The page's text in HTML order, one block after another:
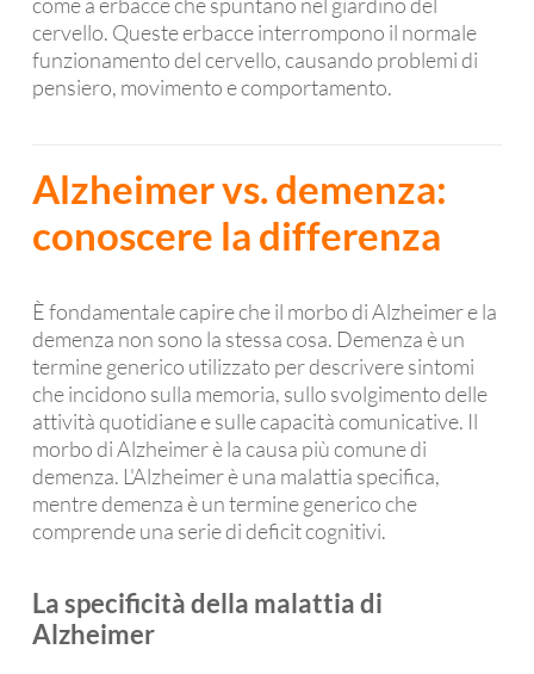
cervello. Queste erbacce interrompono il normale
funzionamento del cervello, causando problemi di
pensiero, movimento e comportamento.
Alzheimer vs. demenza:
conoscere la differenza
È fondamentale capire che il morbo di Alzheimer e la
demenza non sono la stessa cosa. Demenza è un
termine generico utilizzato per descrivere sintomi
che incidono sulla memoria, sullo svolgimento delle
attività quotidiane e sulle capacità comunicative. Il
morbo di Alzheimer è la causa più comune di
demenza. L'Alzheimer è una malattia specifica,
mentre demenza è un termine generico che
comprende una serie di deficit cognitivi.
La specificità della malattia di
Alzheimer